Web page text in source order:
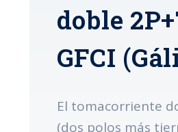
doble
GFCI
El tomacorriente
(dos polos más